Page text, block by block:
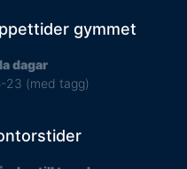
gymmet
dagar
23 (med tagg)